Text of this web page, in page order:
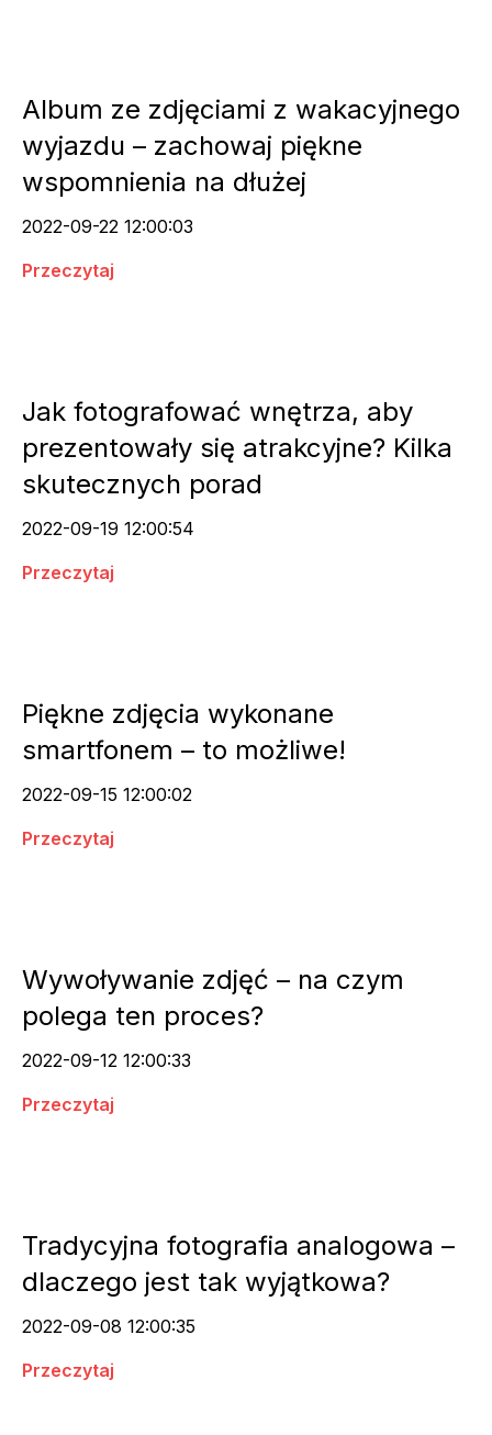
Album ze zdjęciami z wakacyjnego
wyjazdu – zachowaj piękne
wspomnienia na dłużej
2022-09-22 12:00:03
Przeczytaj
Jak fotografować wnętrza, aby
prezentowały się atrakcyjne? Kilka
skutecznych porad
2022-09-19 12:00:54
Przeczytaj
Piękne zdjęcia wykonane
smartfonem – to możliwe!
2022-09-15 12:00:02
Przeczytaj
Wywoływanie zdjęć – na czym
polega ten proces?
2022-09-12 12:00:33
Przeczytaj
Tradycyjna fotografia analogowa –
dlaczego jest tak wyjątkowa?
2022-09-08 12:00:35
Przeczytaj